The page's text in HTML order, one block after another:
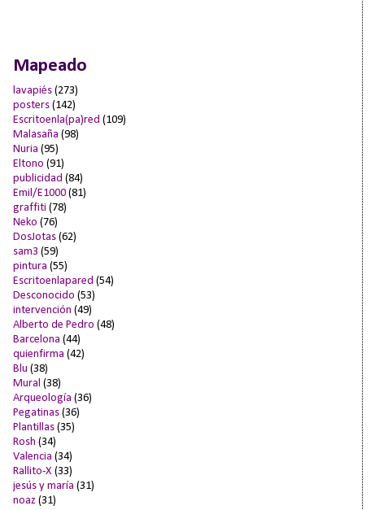
Mapeado
lavapiés (273)
posters (142)
Escritoenla(pa)red (109)
Malasaña (98)
Nuria (95)
Eltono (91)
publicidad (84)
Emil/E1000 (81)
graffiti (78)
Neko (76)
DosJotas (62)
sam3 (59)
pintura (55)
Escritoenlapared (54)
Desconocido (53)
intervención (49)
Alberto de Pedro (48)
Barcelona (44)
quienfirma (42)
Blu (38)
Mural (38)
Arqueología (36)
Pegatinas (36)
Plantillas (35)
Rosh (34)
Valencia (34)
Rallito-X (33)
jesús y maría (31)
noaz (31)